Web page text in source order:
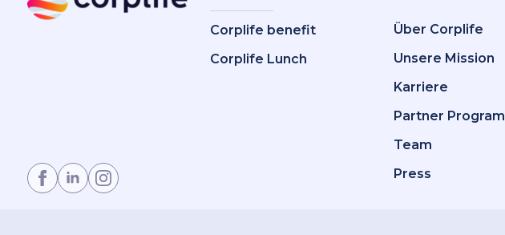
Corplife benefit
Corplife Lunch
Über Corplife
Unsere Mission
Karriere
Partner Program
Team
Press